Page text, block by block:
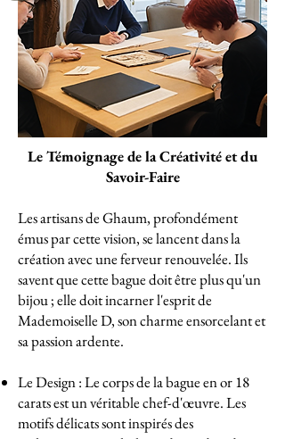
Le Témoignage de la Créativité et du
Savoir-Faire
Les artisans de Ghaum, profondément
émus par cette vision, se lancent dans la
création avec une ferveur renouvelée. Ils
savent que cette bague doit être plus qu'un
bijou ; elle doit incarner l'esprit de
Mademoiselle D, son charme ensorcelant et
sa passion ardente.
Le Design : Le corps de la bague en or 18
carats est un véritable chef-d'œuvre. Les
motifs délicats sont inspirés des